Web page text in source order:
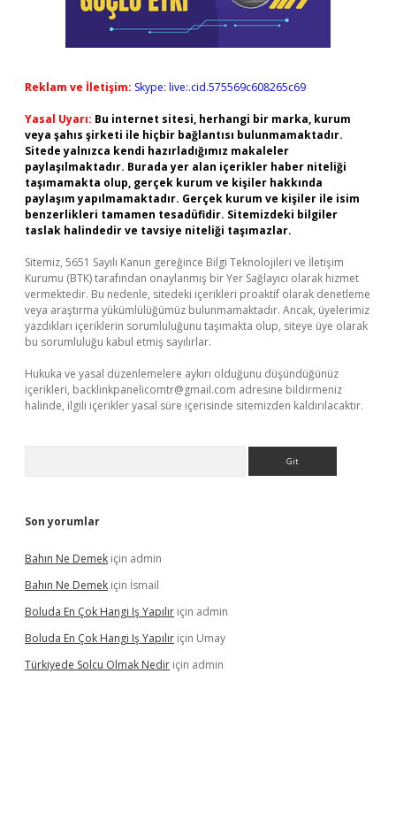
Reklam ve İletişim: Skype: live:.cid.575569c608265c69
Yasal Uyarı: Bu internet sitesi, herhangi bir marka, kurum
veya şahıs şirketi ile hiçbir bağlantısı bulunmamaktadır.
Sitede yalnızca kendi hazırladığımız makaleler
paylaşılmaktadır. Burada yer alan içerikler haber niteliği
taşımamakta olup, gerçek kurum ve kişiler hakkında
paylaşım yapılmamaktadır. Gerçek kurum ve kişiler ile isim
benzerlikleri tamamen tesadüfidir. Sitemizdeki bilgiler
taslak halindedir ve tavsiye niteliği taşımazlar.
Sitemiz, 5651 Sayılı Kanun gereğince Bilgi Teknolojileri ve İletişim
Kurumu (BTK) tarafından onaylanmış bir Yer Sağlayıcı olarak hizmet
vermektedir. Bu nedenle, sitedeki içerikleri proaktif olarak denetleme
veya araştırma yükümlülüğümüz bulunmamaktadır. Ancak, üyelerimiz
yazdıkları içeriklerin sorumluluğunu taşımakta olup, siteye üye olarak
bu sorumluluğu kabul etmiş sayılırlar.
Hukuka ve yasal düzenlemelere aykırı olduğunu düşündüğünüz
içerikleri, backlinkpanelicomtr@gmail.com adresine bildirmeniz
halinde, ilgili içerikler yasal süre içerisinde sitemizden kaldırılacaktır.
Son yorumlar
Bahın Ne Demek için admin
Bahın Ne Demek için İsmail
Boluda En Çok Hangi Iş Yapılır için admin
Boluda En Çok Hangi Iş Yapılır için Umay
Türkiyede Solcu Olmak Nedir için admin